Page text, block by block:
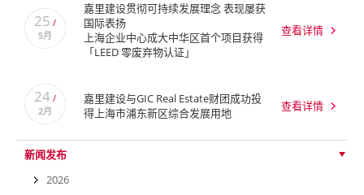
25 /
5月
嘉里建设贯彻可持续发展理念 表现屡获
国际表扬
上海企业中心成大中华区首个项目获得
「LEED 零废弃物认证」
查看详情
24/
2月
嘉里建设与GIC Real Estate财团成功投
得上海市浦东新区综合发展用地
查看详情
新闻发布
2026